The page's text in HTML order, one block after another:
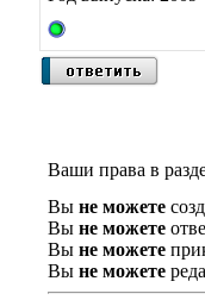
Ваши права в
Вы не можете
Вы не можете
Вы не можете
Вы не можете